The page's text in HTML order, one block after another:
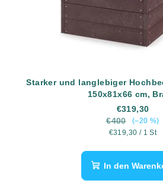
Starker und langlebiger
150x81x66 cm,
€319,30
€400
(–20 %)
Verkaufspreis:
€319,30 / 1 St
In den